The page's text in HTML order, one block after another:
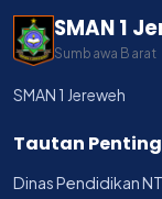
SMAN 1
Sumbawa Barat
SMAN 1 Jereweh
Tautan Penting
Dinas Pendidikan